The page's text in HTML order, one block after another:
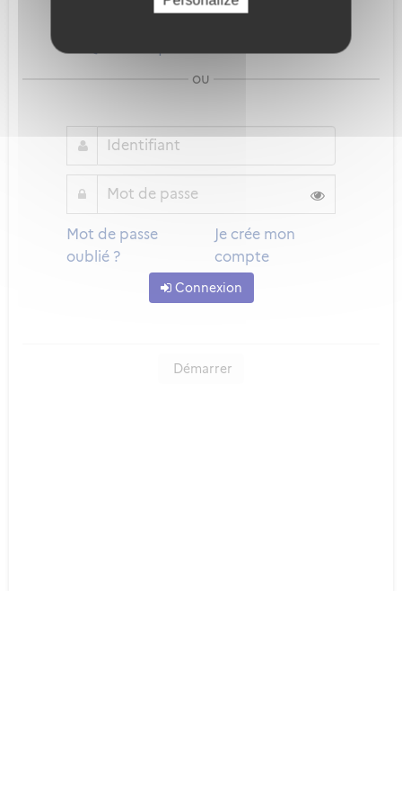
ou
Mot de passe
oublié ?
Je crée mon
compte
Connexion
Démarrer